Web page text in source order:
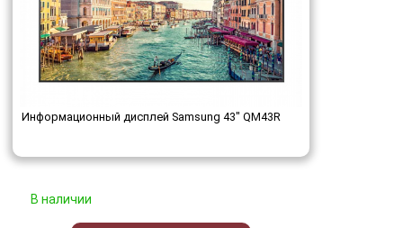
Информационный дисплей Samsung 43" QM43R
В наличии